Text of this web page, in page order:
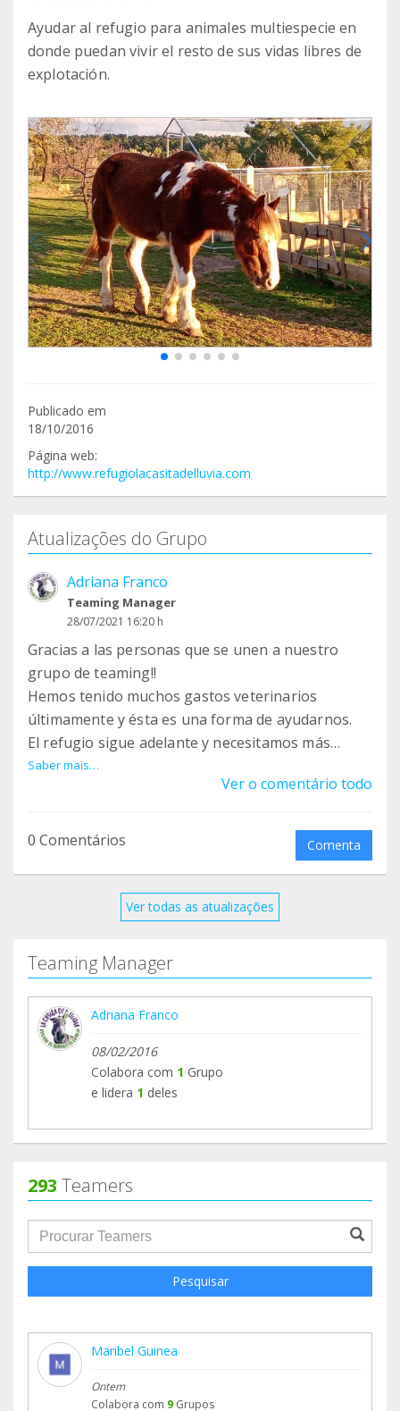
Ayudar al refugio para animales multiespecie en
donde puedan vivir el resto de sus vidas libres de
explotación.
Publicado em
18/10/2016
Página web:
http://www.refugiolacasitadelluvia.com
Atualizações do Grupo
Adriana Franco
Teaming Manager
28/07/2021 16:20 h
Gracias a las personas que se unen a nuestro
grupo de teaming!!
Hemos tenido muchos gastos veterinarios
últimamente y ésta es una forma de ayudarnos.
El refugio sigue adelante y necesitamos más
teamers para ayudar a los habitantes de La Casita.
Ayúdanos a difundir nuestro grupo ,es otra
Mil gracias a los que estáis y a los que se quieran
Saber mais…
Ver o comentário todo
0 Comentários Comenta
Ver todas as atualizações
Teaming Manager
Adriana Franco
08/02/2016
Colabora com 1 Grupo
e lidera 1 deles
293 Teamers
groupProfile.searchForm.search.text???
Pesquisar
Maribel Guinea
Ontem
Colabora com 9 Grupos